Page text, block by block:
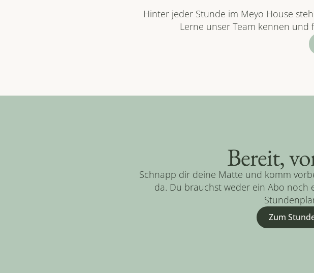
Hinter jeder Stunde im Meyo House
Lerne unser Team kennen
Bereit,
Schnapp dir deine Matte und komm
da. Du brauchst weder ein Abo noch
Zum